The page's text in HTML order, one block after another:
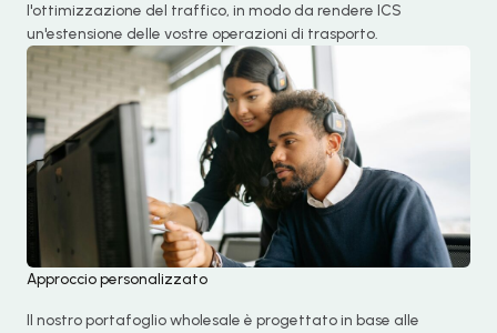
l'ottimizzazione del traffico, in modo da rendere ICS
un'estensione delle vostre operazioni di trasporto.
Approccio personalizzato
Il nostro portafoglio wholesale è progettato in base alle